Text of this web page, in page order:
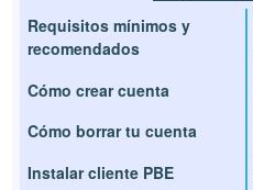
Requisitos mínimos y
recomendados
Cómo crear cuenta
Cómo borrar tu cuenta
Instalar cliente PBE